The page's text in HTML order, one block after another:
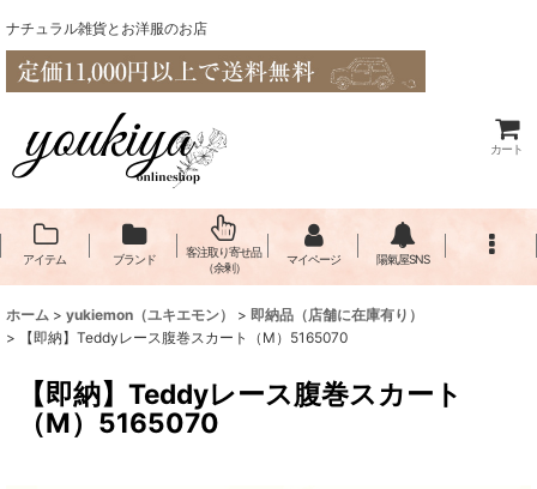
ナチュラル雑貨とお洋服のお店
カート
アイテム ブランド
客注取り寄せ品
（余剰）
マイページ 陽氣屋SNS
ホーム > yukiemon（ユキエモン） > 即納品（店舗に在庫有り）
>
【即納】Teddyレース腹巻スカート（M）5165070
【即納】Teddyレース腹巻スカート
（M）5165070